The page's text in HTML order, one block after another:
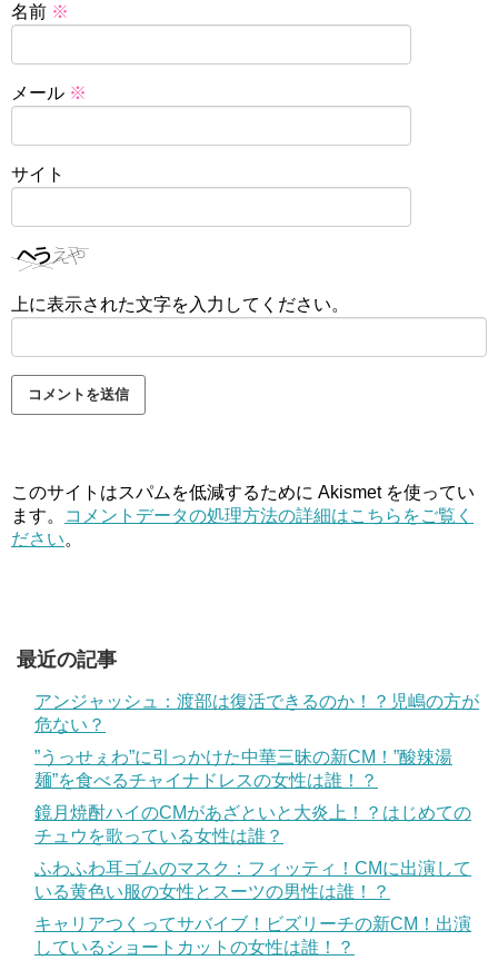
名前 ※
メール ※
サイト
上に表示された文字を入力してください。
このサイトはスパムを低減するために Akismet を使ってい
ます。
コメントデータの処理方法の詳細はこちらをご覧く
ださい。
最近の記事
アンジャッシュ：渡部は復活できるのか！？児嶋の方が
危ない？
”うっせぇわ”に引っかけた中華三昧の新CM！”酸辣湯
麺”を食べるチャイナドレスの女性は誰！？
鏡月焼酎ハイのCMがあざといと大炎上！？はじめての
チュウを歌っている女性は誰？
ふわふわ耳ゴムのマスク：フィッティ！CMに出演して
いる黄色い服の女性とスーツの男性は誰！？
キャリアつくってサバイブ！ビズリーチの新CM！出演
しているショートカットの女性は誰！？